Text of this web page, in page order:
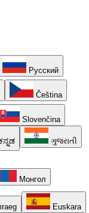
Русский
Čeština
Slovenčina
ગુજરાતી
Монгол
Euskara